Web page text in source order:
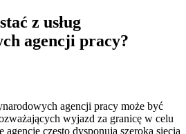
z usług
agencji pracy?
agencji pracy może być
wyjazd za granicę w celu
często dysponują szeroką siecią